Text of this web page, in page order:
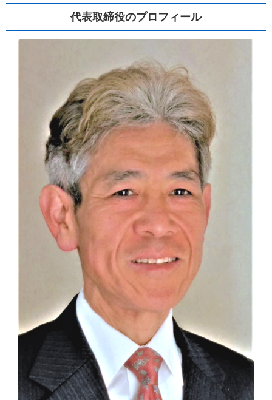
代表取締役のプロフィール